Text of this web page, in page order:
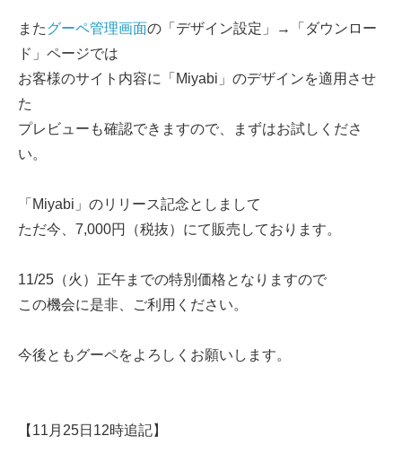
またグーペ管理画面の「デザイン設定」→「ダウンロー
ド」ページでは
お客様のサイト内容に「Miyabi」のデザインを適用させ
た
プレビューも確認できますので、まずはお試しくださ
い。
「Miyabi」のリリース記念としまして
ただ今、7,000円（税抜）にて販売しております。
11/25（火）正午までの特別価格となりますので
この機会に是非、ご利用ください。
今後ともグーペをよろしくお願いします。
【11月25日12時追記】